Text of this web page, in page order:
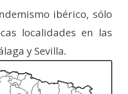
ibérico, sólo
localidades en las
y Sevilla.